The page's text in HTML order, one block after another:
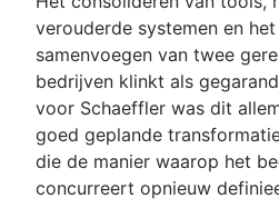
verouderde systemen en
samenvoegen van twee
bedrijven klinkt als
voor Schaeffler was dit
goed geplande
die de manier waarop het
concurreert opnieuw